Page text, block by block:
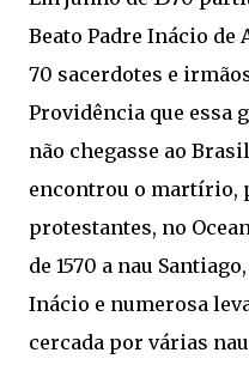
Beato Padre Inácio de
70 sacerdotes e
Providência que essa
não chegasse ao
encontrou o martírio,
protestantes, no
de 1570 a nau
Inácio e numerosa
cercada por várias